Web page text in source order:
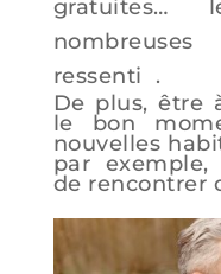
gratuites…
ressenti .
De plus, être
le bon
nouvelles
par exemple,
de rencontrer